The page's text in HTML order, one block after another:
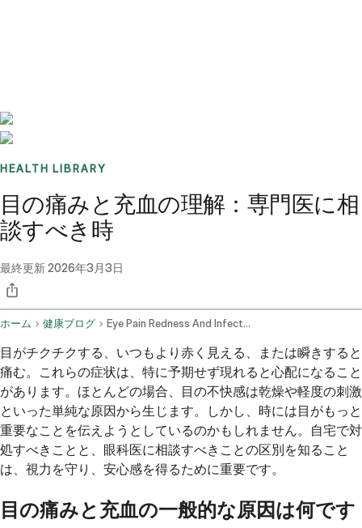
HEALTH LIBRARY
目の痛みと充血の理解：専門医に相
談すべき時
最終更新2026年3月3日
ホーム 健康ブログ Eye Pain Redness And Infections When To See An Ophthalmologist
目がチクチクする、いつもより赤く見える、または瞬きすると
痛む。これらの症状は、特に予期せず現れると心配になること
があります。ほとんどの場合、目の不快感は乾燥や軽度の刺激
といった単純な原因から生じます。しかし、時には目がもっと
重要なことを伝えようとしているのかもしれません。自宅で対
処すべきことと、眼科医に相談すべきことの区別を知ること
は、視力を守り、安心感を得るために重要です。
目の痛みと充血の一般的な原因は何です